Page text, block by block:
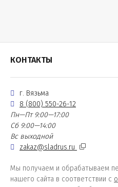
КОНТАКТЫ
г. Вязьма
8 (800) 550-26-12
Пн—Пт 9:00—17:00
Сб 9:00—14:00
Вс выходной
zakaz@sladrus.ru
Мы получаем и обрабатываем
нашего сайта в соответствии с